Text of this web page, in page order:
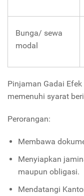
Bunga/ sewa
modal
Pinjaman Gadai
memenuhi syarat
Perorangan:
Membawa
Menyiapkan
maupun obligasi.
Mendatangi